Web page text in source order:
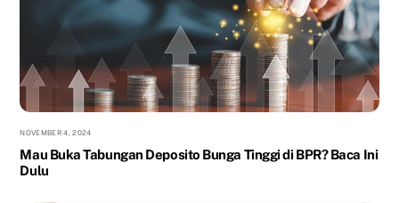
NOVEMBER 4, 2024
Mau Buka Tabungan Deposito Bunga Tinggi di BPR? Baca Ini
Dulu